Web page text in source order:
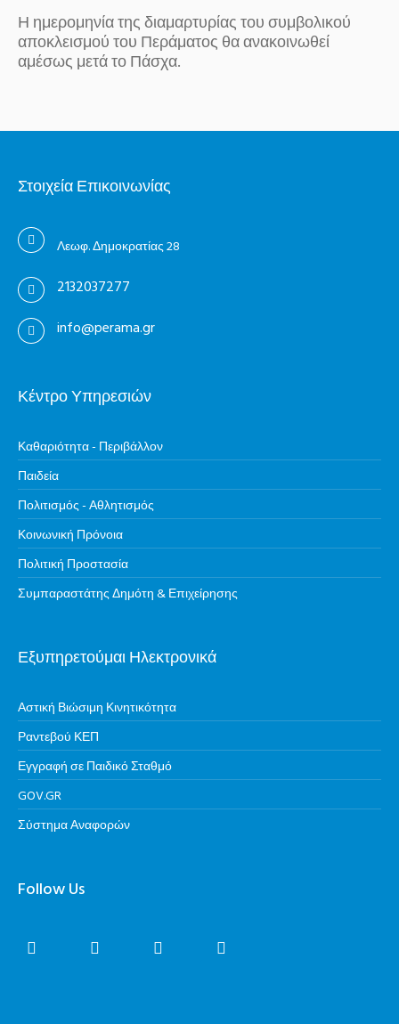
Η ημερομηνία της διαμαρτυρίας του συμβολικού
αποκλεισμού του Περάματος θα ανακοινωθεί
αμέσως μετά το Πάσχα.
Στοιχεία Επικοινωνίας
Λεωφ. Δημοκρατίας 28
2132037277
info@perama.gr
Κέντρο Υπηρεσιών
Καθαριότητα - Περιβάλλον
Παιδεία
Πολιτισμός - Αθλητισμός
Κοινωνική Πρόνοια
Πολιτική Προστασία
Συμπαραστάτης Δημότη & Επιχείρησης
Εξυπηρετούμαι Ηλεκτρονικά
Αστική Βιώσιμη Κινητικότητα
Ραντεβού ΚΕΠ
Εγγραφή σε Παιδικό Σταθμό
GOV.GR
Σύστημα Αναφορών
Follow Us